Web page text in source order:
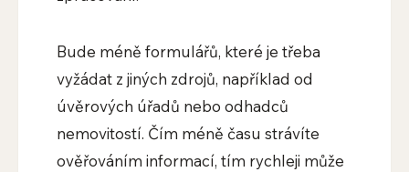
Bude méně formulářů, které je třeba
vyžádat z jiných zdrojů, například od
úvěrových úřadů nebo odhadců
nemovitostí. Čím méně času strávíte
ověřováním informací, tím rychleji může